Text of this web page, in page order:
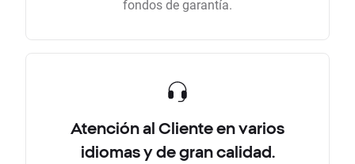
fondos de garantía.
Atención al Cliente en varios
idiomas y de gran calidad.